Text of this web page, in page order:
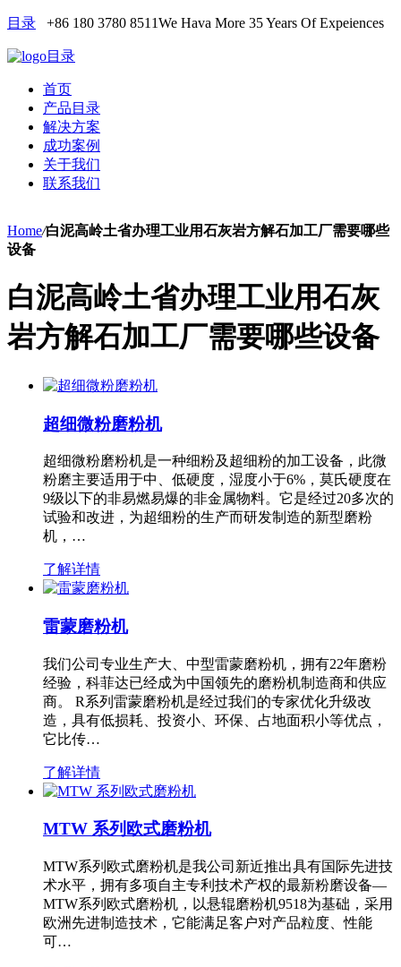
目录 +86 180 3780 8511We Hava More 35 Years Of Expeiences
目录
首页
产品目录
解决方案
成功案例
关于我们
联系我们
Home/白泥高岭土省办理工业用石灰岩方解石加工厂需要哪些
设备
白泥高岭土省办理工业用石灰
岩方解石加工厂需要哪些设备
超细微粉磨粉机
超细微粉磨粉机是一种细粉及超细粉的加工设备，此微
粉磨主要适用于中、低硬度，湿度小于6%，莫氏硬度在
9级以下的非易燃易爆的非金属物料。它是经过20多次的
试验和改进，为超细粉的生产而研发制造的新型磨粉
机，…
了解详情
雷蒙磨粉机
我们公司专业生产大、中型雷蒙磨粉机，拥有22年磨粉
经验，科菲达已经成为中国领先的磨粉机制造商和供应
商。 R系列雷蒙磨粉机是经过我们的专家优化升级改
造，具有低损耗、投资小、环保、占地面积小等优点，
它比传…
了解详情
MTW 系列欧式磨粉机
MTW系列欧式磨粉机是我公司新近推出具有国际先进技
术水平，拥有多项自主专利技术产权的最新粉磨设备—
MTW系列欧式磨粉机，以悬辊磨粉机9518为基础，采用
欧洲先进制造技术，它能满足客户对产品粒度、性能
可…